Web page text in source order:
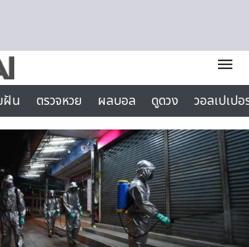
menu
ฝัน ตรวจหวย ผลบอล ดูดวง
วอลเปเป